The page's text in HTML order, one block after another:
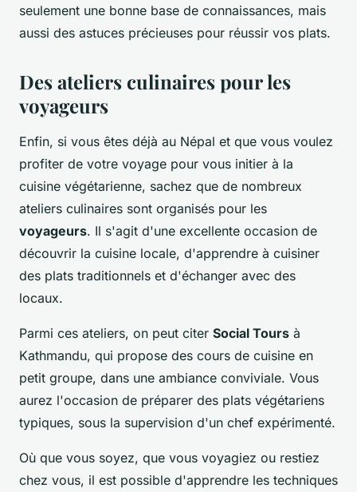
seulement une bonne base de connaissances, mais
aussi des astuces précieuses pour réussir vos plats.
Des ateliers culinaires pour les
voyageurs
Enfin, si vous êtes déjà au Népal et que vous voulez
profiter de votre voyage pour vous initier à la
cuisine végétarienne, sachez que de nombreux
ateliers culinaires sont organisés pour les
voyageurs. Il s'agit d'une excellente occasion de
découvrir la cuisine locale, d'apprendre à cuisiner
des plats traditionnels et d'échanger avec des
locaux.
Parmi ces ateliers, on peut citer Social Tours à
Kathmandu, qui propose des cours de cuisine en
petit groupe, dans une ambiance conviviale. Vous
aurez l'occasion de préparer des plats végétariens
typiques, sous la supervision d'un chef expérimenté.
Où que vous soyez, que vous voyagiez ou restiez
chez vous, il est possible d'apprendre les techniques